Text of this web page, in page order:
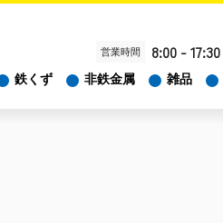
鉄くず 非鉄金属 雑品
営業時間 8:00 - 17:30